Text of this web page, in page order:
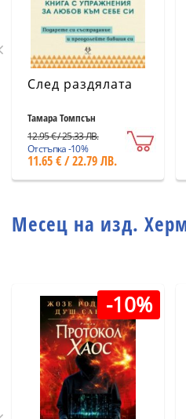
След раздялата
Тамара Томпсън
12.95 € / 25.33 ЛВ.
Отстъпка -10%
11.65 € / 22.79 ЛВ.
Месец на изд.
-10%